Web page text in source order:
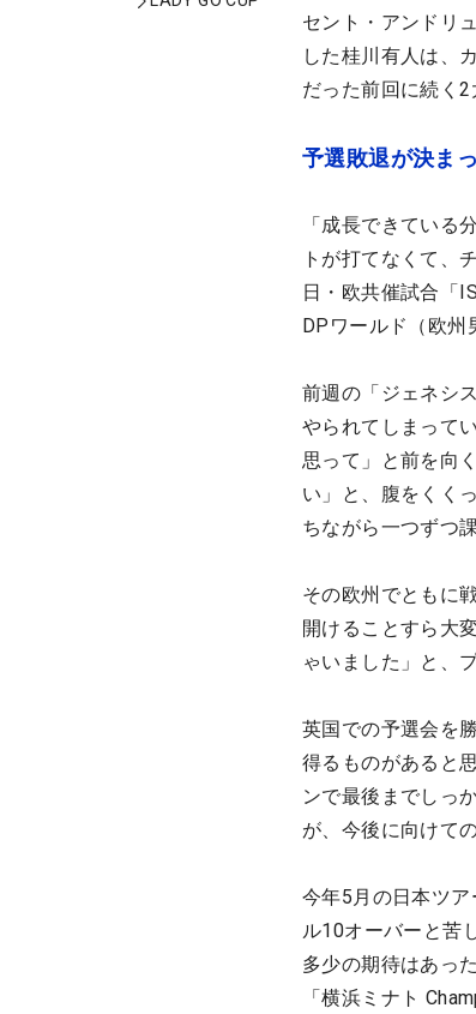
セント・アンドリ
した桂川有人は、
だった前回に続く2
予選敗退が決ま
「成長できている
トが打てなくて、
日・欧共催試合「
DPワールド（欧州
前週の「ジェネシ
やられてしまって
思って」と前を向
い」と、腹をくく
ちながら一つずつ
その欧州でともに
開けることすら大
ゃいました」と、
英国での予選会を
得るものがあると
ンで最後までしっ
が、今後に向けて
今年5月の日本ツ
ル10オーバーと苦
多少の期待はあっ
「横浜ミナト